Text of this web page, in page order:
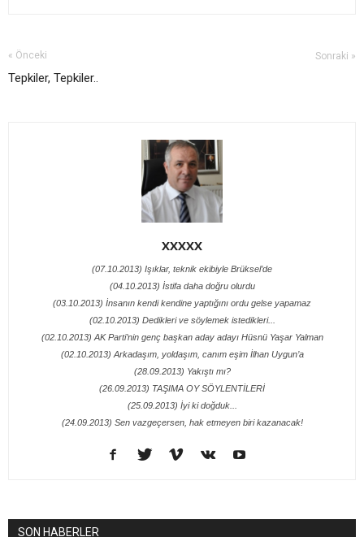
« Önceki
Tepkiler, Tepkiler..
Sonraki »
XXXXX
(07.10.2013) Işıklar, teknik ekibiyle Brüksel’de
(04.10.2013) İstifa daha doğru olurdu
(03.10.2013) İnsanın kendi kendine yaptığını ordu gelse yapamaz
(02.10.2013) Dedikleri ve söylemek istedikleri...
(02.10.2013) AK Parti’nin genç başkan aday adayı Hüsnü Yaşar Yalman
(02.10.2013) Arkadaşım, yoldaşım, canım eşim İlhan Uygun’a
(28.09.2013) Yakıştı mı?
(26.09.2013) TAŞIMA OY SÖYLENTİLERİ
(25.09.2013) İyi ki doğduk...
(24.09.2013) Sen vazgeçersen, hak etmeyen biri kazanacak!
SON HABERLER